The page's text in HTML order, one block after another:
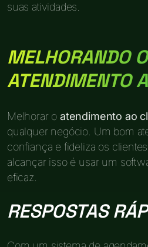
suas atividades.
MELHORANDO O
ATENDIMENTO
Melhorar oatendimento ao
qualquer negócio. Um bom
confiança e fideliza os
alcançar isso é usar um
eficaz.
RESPOSTAS